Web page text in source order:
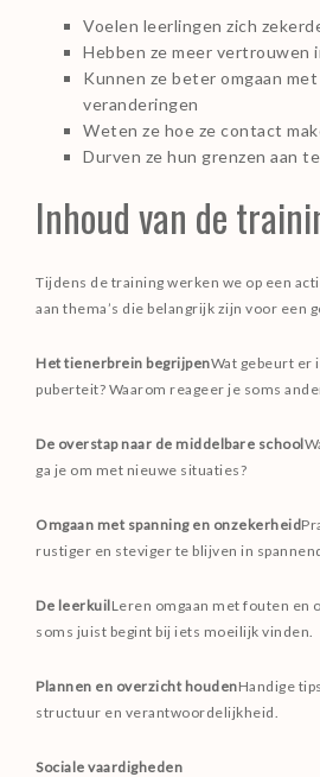
Voelen leerlingen zich
Hebben ze meer vertrouwen
Kunnen ze beter omgaan
veranderingen
Weten ze hoe ze contact
Durven ze hun grenzen aan
Inhoud van de
Tijdens de training werken we op een
aan thema’s die belangrijk zijn voor een
Het tienerbrein begrijpenWat gebeurt er
puberteit? Waarom reageer je soms
De overstap naar de middelbare school
ga je om met nieuwe situaties?
Omgaan met spanning en onzekerheid
rustiger en steviger te blijven in
De leerkuilLeren omgaan met fouten en
soms juist begint bij iets moeilijk vinden.
Plannen en overzicht houdenHandige
structuur en verantwoordelijkheid.
Sociale vaardigheden